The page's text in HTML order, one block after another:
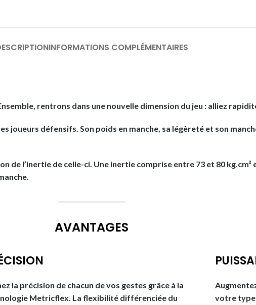
INFORMATIONS COMPLÉMENTAIRES
rentrons dans une nouvelle dimension du jeu : alliez
joueurs défensifs. Son poids en manche, sa légèreté et son
l’inertie de celle-ci. Une inertie comprise entre 73 et 80 kg.cm²
AVANTAGES
la précision de chacun de vos gestes grâce à la
Metricflex. La flexibilité différenciée du
votre type